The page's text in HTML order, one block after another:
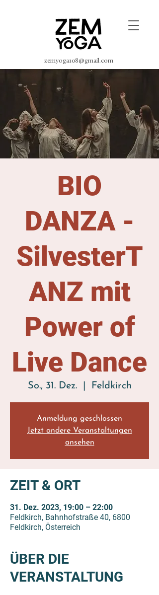
zemyoga108@gmail.com
BIO
DANZA -
SilvesterT
ANZ mit
Power of
Live Dance
So., 31. Dez.
  |
Feldkirch
Anmeldung geschlossen
Jetzt andere Veranstaltungen
ansehen
ZEIT & ORT
31. Dez. 2023, 19:00 – 22:00
Feldkirch, Bahnhofstraße 40, 6800
Feldkirch, Österreich
ÜBER DIE
VERANSTALTUNG